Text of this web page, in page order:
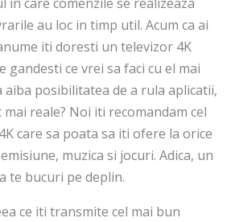
in care comenzile se realizeaza
au loc in timp util. Acum ca ai
iti doresti un televizor 4K
gandesti ce vrei sa faci cu el mai
aiba posibilitatea de a rula aplicatii,
reale? Noi iti recomandam cel
care sa poata sa iti ofere la orice
muzica si jocuri. Adica, un
te bucuri pe deplin.
ce iti transmite cel mai bun